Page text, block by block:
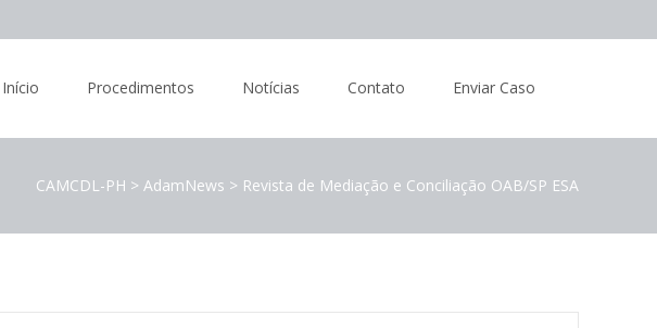
Início Procedimentos Notícias Contato Enviar Caso
CAMCDL-PH > AdamNews > Revista de Mediação e Conciliação OAB/SP ESA